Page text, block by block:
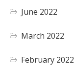
June 2022
March 2022
February 2022